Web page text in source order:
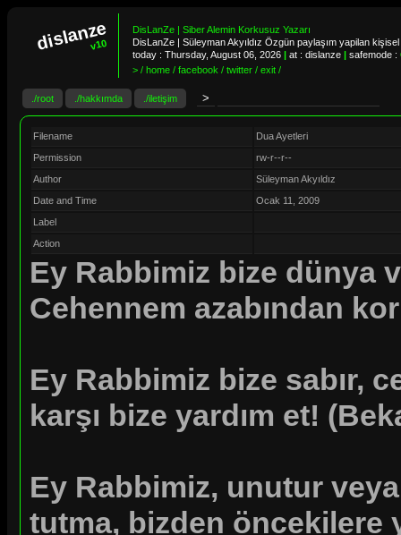
dislanze
v10
DisLanZe | Siber Alemin Korkusuz Yazarı
DisLanZe | Süleyman Akyıldız Özgün paylaşım yapilan
today : Thursday, August 06, 2026 at : dislanze safemode :
> / home / facebook / twitter / exit /
./root ./hakkımda ./iletişim
Filename
Dua Ayetleri
Permission
rw-r--r--
Author
Süleyman Akyıldız
Date and Time
Ocak 11, 2009
Label
Action
Ey Rabbimiz bize dünya
Cehennem azabından
Ey Rabbimiz bize sabır,
karşı bize yardım et!
Ey Rabbimiz, unutur
tutma, bizden öncekilere